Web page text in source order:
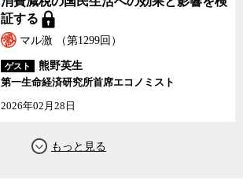
証する
マル激 （第1299回）
ゲスト
熊野英生
第一生命経済研究所首席エコノミスト
2026年02月28日